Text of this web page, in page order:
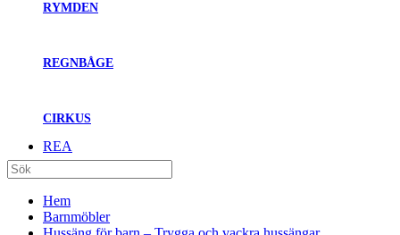
RYMDEN
REGNBÅGE
CIRKUS
REA
Hem
Barnmöbler